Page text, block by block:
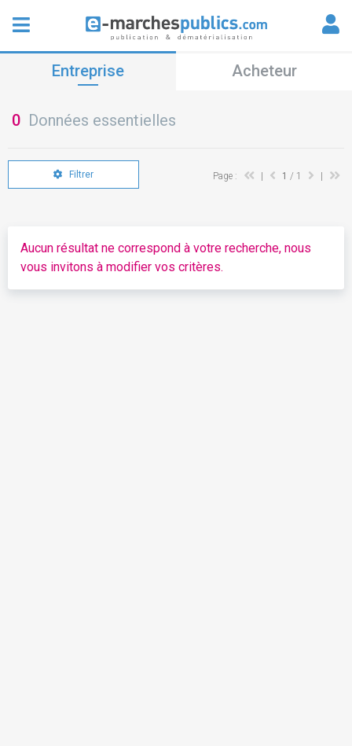
Entreprise Acheteur
0 Données essentielles
Filtrer Page : 1 / 1
Aucun résultat ne correspond à votre recherche, nous
vous invitons à modifier vos critères.